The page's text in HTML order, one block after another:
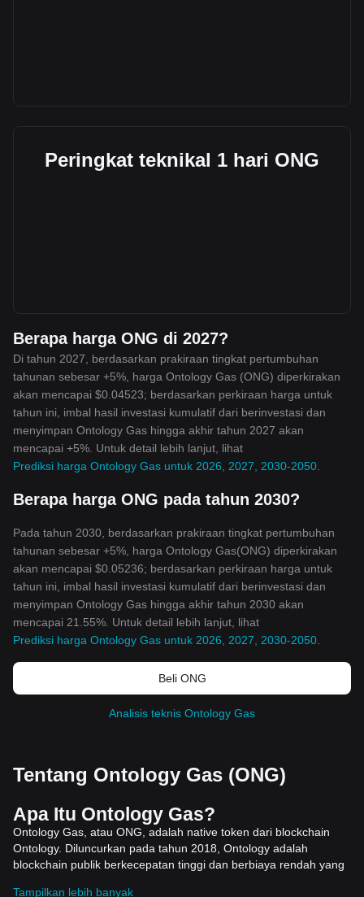
Peringkat teknikal 1 hari ONG
Berapa harga ONG di 2027?
Di tahun 2027, berdasarkan prakiraan tingkat pertumbuhan
tahunan sebesar +5%, harga Ontology Gas (ONG) diperkirakan
akan mencapai $0.04523; berdasarkan perkiraan harga untuk
tahun ini, imbal hasil investasi kumulatif dari berinvestasi dan
menyimpan Ontology Gas hingga akhir tahun 2027 akan
mencapai +5%. Untuk detail lebih lanjut, lihat
Prediksi harga Ontology Gas untuk 2026, 2027, 2030-2050
Berapa harga ONG pada tahun 2030?
Pada tahun 2030, berdasarkan prakiraan tingkat pertumbuhan
tahunan sebesar +5%, harga Ontology Gas(ONG) diperkirakan
akan mencapai $0.05236; berdasarkan perkiraan harga untuk
tahun ini, imbal hasil investasi kumulatif dari berinvestasi dan
menyimpan Ontology Gas hingga akhir tahun 2030 akan
mencapai 21.55%. Untuk detail lebih lanjut, lihat
Prediksi harga Ontology Gas untuk 2026, 2027, 2030-2050
Beli ONG
Analisis teknis Ontology Gas
Tentang Ontology Gas (ONG)
Apa Itu Ontology Gas?
Ontology Gas, atau ONG, adalah native token dari blockchain
Ontology. Diluncurkan pada tahun 2018, Ontology adalah
blockchain publik berkecepatan tinggi dan berbiaya rendah yang
Tampilkan lebih banyak